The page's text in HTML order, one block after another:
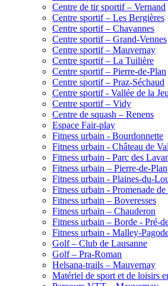
Centre de tir sportif – Vernand
Centre sportif – Les Bergières
Centre sportif – Chavannes
Centre sportif – Grand-Vennes
Centre sportif – Mauvernay
Centre sportif – La Tuilière
Centre sportif – Pierre-de-Plan
Centre sportif – Praz-Séchaud
Centre sportif - Vallée de la
Centre sportif – Vidy
Centre de squash – Renens
Espace Fair-play
Fitness urbain - Bourdonnette
Fitness urbain - Château de
Fitness urbain - Parc des
Fitness urbain – Pierre-de-Plan
Fitness urbain - Plaines-du-
Fitness urbain - Promenade
Fitness urbain – Boveresses
Fitness urbain – Chauderon
Fitness urbain – Borde - Pré-
Fitness urbain - Malley-
Golf – Club de Lausanne
Golf – Pra-Roman
Helsana-trails – Mauvernay
Matériel de sport et de loisirs